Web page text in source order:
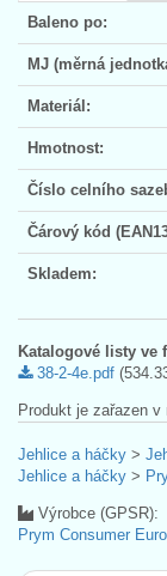
Baleno po:
MJ (měrná
Materiál:
Hmotnost:
Číslo celního
Čárový kód
Skladem:
Katalogové listy ve
38-2-4e.pdf
Produkt je zařazen
Jehlice a háčky >
Jehlice a háčky >
Výrobce (GPSR):
Prym Consumer